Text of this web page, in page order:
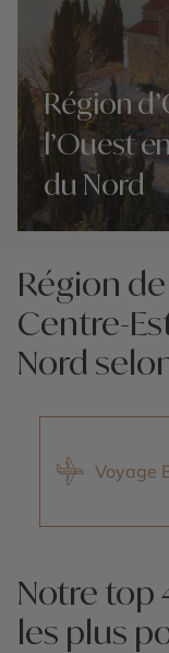
Région
l’Ouest
du Nord
Région
Centre-
Nord
Voyage
Notre top
les plus